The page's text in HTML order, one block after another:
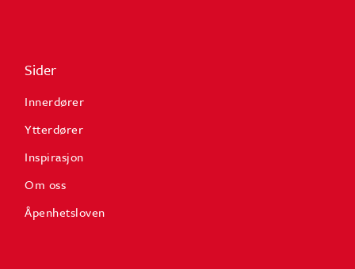
Sider
Innerdører
Ytterdører
Inspirasjon
Om oss
Åpenhetsloven